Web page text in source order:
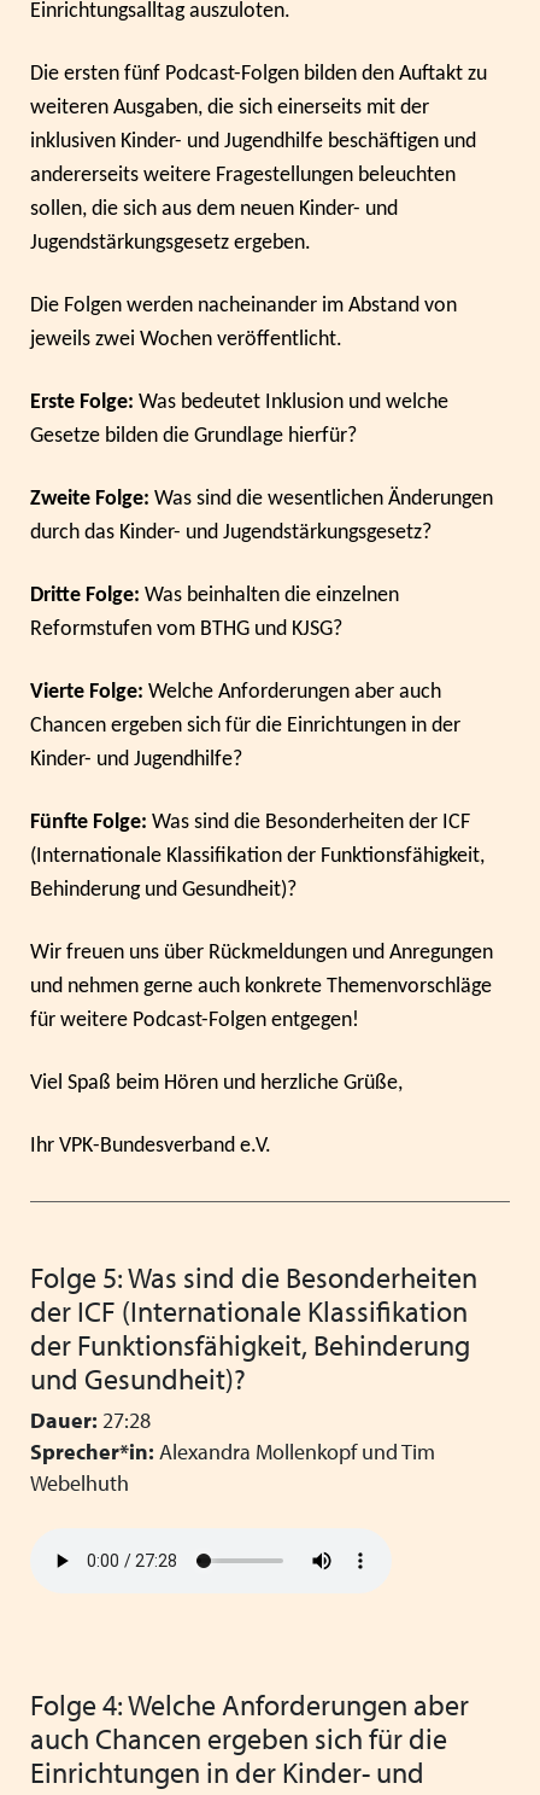
Einrichtungsalltag auszuloten.
Die ersten fünf Podcast-Folgen bilden den Auftakt zu
weiteren Ausgaben, die sich einerseits mit der
inklusiven Kinder- und Jugendhilfe beschäftigen und
andererseits weitere Fragestellungen beleuchten
sollen, die sich aus dem neuen Kinder- und
Jugendstärkungsgesetz ergeben.
Die Folgen werden nacheinander im Abstand von
jeweils zwei Wochen veröffentlicht.
Erste Folge: Was bedeutet Inklusion und welche
Gesetze bilden die Grundlage hierfür?
Zweite Folge: Was sind die wesentlichen Änderungen
durch das Kinder- und Jugendstärkungsgesetz?
Dritte Folge: Was beinhalten die einzelnen
Reformstufen vom BTHG und KJSG?
Vierte Folge: Welche Anforderungen aber auch
Chancen ergeben sich für die Einrichtungen in der
Kinder- und Jugendhilfe?
Fünfte Folge: Was sind die Besonderheiten der ICF
(Internationale Klassifikation der Funktionsfähigkeit,
Behinderung und Gesundheit)?
Wir freuen uns über Rückmeldungen und Anregungen
und nehmen gerne auch konkrete Themenvorschläge
für weitere Podcast-Folgen entgegen!
Viel Spaß beim Hören und herzliche Grüße,
Ihr VPK-Bundesverband e.V.
Folge 5: Was sind die Besonderheiten
der ICF (Internationale Klassifikation
der Funktionsfähigkeit, Behinderung
und Gesundheit)?
Dauer: 27:28
Sprecher*in: Alexandra Mollenkopf und Tim
Webelhuth
Folge 4: Welche Anforderungen aber
auch Chancen ergeben sich für die
Einrichtungen in der Kinder- und